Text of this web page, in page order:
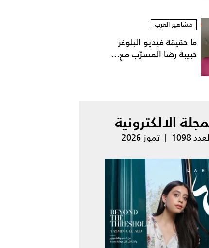
مشاهير العرب
ما حقيقة فيديو البلوغر
حبيبة رضا المسرّب مع...
الالكترونية
1098 | تموز 2026